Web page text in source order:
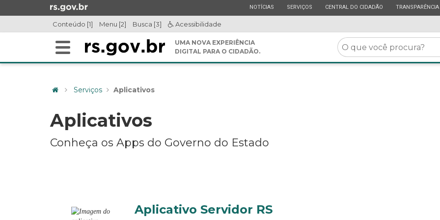
para
para
ESTADO
NOTÍCIAS ESTADO
SERVIÇOS ESTADO
CENTRAL DO CIDADÃO ESTADO
TRANSPARÊNCIA
Conteúdo [1] Menu [2] Busca [3] Acessibilidade
Alterna
UMA NOVA EXPERIÊNCIA
DIGITAL PARA O CIDADÃO.
O
que
você
Serviços Aplicativos
Aplicativos
Conheça os Apps do Governo do Estado
Aplicativo Servidor RS